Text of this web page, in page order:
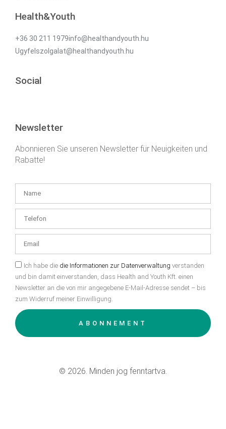
Health&Youth
+36 30 211 1979info@healthandyouth.hu
Ugyfelszolgalat@healthandyouth.hu
Social
Newsletter
Abonnieren Sie unseren Newsletter für Neuigkeiten und
Rabatte!
Ich habe die die Informationen zur Datenverwaltung verstanden
und bin damit einverstanden, dass Health and Youth Kft. einen
Newsletter an die von mir angegebene E-Mail-Adresse sendet – bis
zum Widerruf meiner Einwilligung.
ABONNEMENT
© 2026. Minden jog fenntartva.